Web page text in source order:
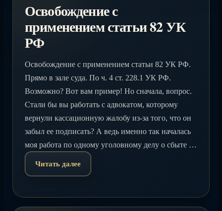
Освобождение с
применением статьи 82 УК
РФ
Освобождение с применением статьи 82 УК РФ.
Прямо в зале суда. По ч. 4 ст. 228.1 УК РФ.
Возможно? Вот вам пример! Но сначала, вопрос.
Стали бы вы работать с адвокатом, которому
вернули кассационную жалобу из-за того, что он
забыл ее подписать? А ведь именно так началась
моя работа по одному уголовному делу о сбыте …
Читать далее